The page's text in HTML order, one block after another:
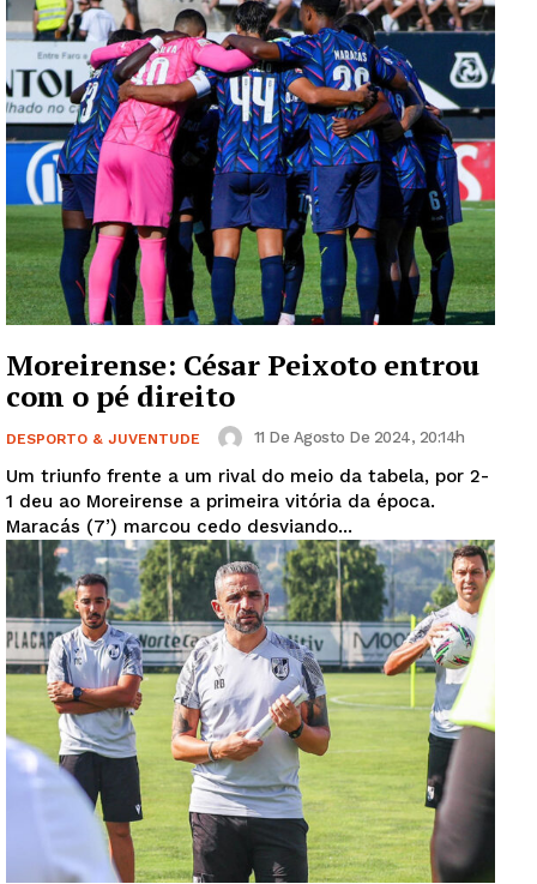
Moreirense: César Peixoto entrou
com o pé direito
DESPORTO & JUVENTUDE 11 De Agosto De 2024, 20:14h
Um triunfo frente a um rival do meio da tabela, por 2-
1 deu ao Moreirense a primeira vitória da época.
Maracás (7’) marcou cedo desviando...